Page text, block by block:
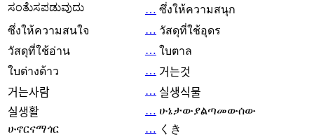
ಸಂತೆುಸಪಡುವುದು
… ซึ่งให้ความสนุก
ซึ่งให้ความสนใจ
… วัสดุที่ใช้อุดร
วัสดุที่ใช้อ่าน
… ใบตาล
ใบต่างด้าว
… 거는것
거는사람
… 실생식물
실생활
… ሁኔታውያልጣመውሰው
ሁኖርናማጎር
… くき